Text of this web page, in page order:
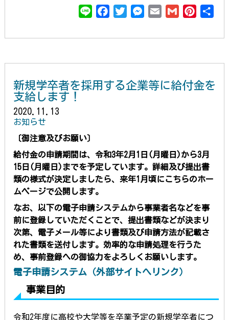
n
c
b
o
o
i
t
e
r
s
e
n
g
a
l
a
l
n
e
r
e
新規学卒者を採用する企業等に給付金を
支給します！
2020.11.13
お知らせ
〔御注意及びお願い〕
給付金の申請期間 は、令和3年2月1日(月曜日)から3月
15日(月曜日)までを予定しています。詳細及び提出書
類の様式が決定しましたら、来年1月頃にこちらのホー
ムページで公開します。
なお、 以下の電子申請システムから事業者名などを事
前に登録していただくことで、提出書類などが決まり
次第、電子メール等により書類及び申請方法が記載さ
れた書類を送付します。効率的な申請処理を行うた
め、事前登録への御協力をよろしくお願いします。
電子申請システム（外部サイトへリンク）
事業目的
令和2年度に高校や大学等を卒業予定の新規学卒者につ